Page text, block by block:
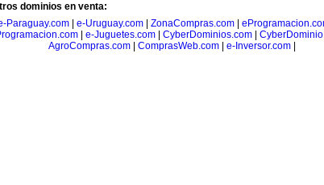
dominios en venta:
Paraguay.com| e-Uruguay.com| ZonaCompras.com|
| e-Juguetes.com| CyberDominios.com|
AgroCompras.com| ComprasWeb.com| e-Inversor.com|